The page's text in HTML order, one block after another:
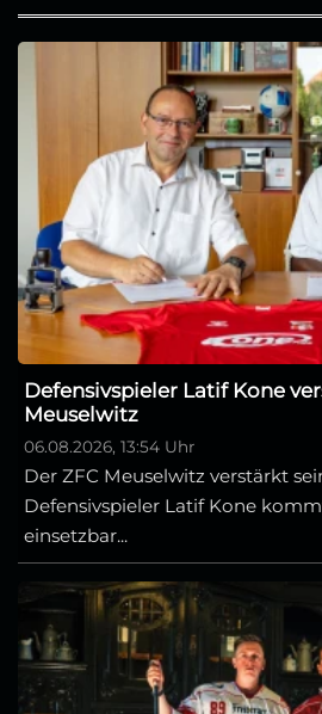
Defensivspieler Latif Kone
Meuselwitz
06.08.2026, 13:54 Uhr
Der ZFC Meuselwitz verstärkt
Defensivspieler Latif Kone
einsetzbar...